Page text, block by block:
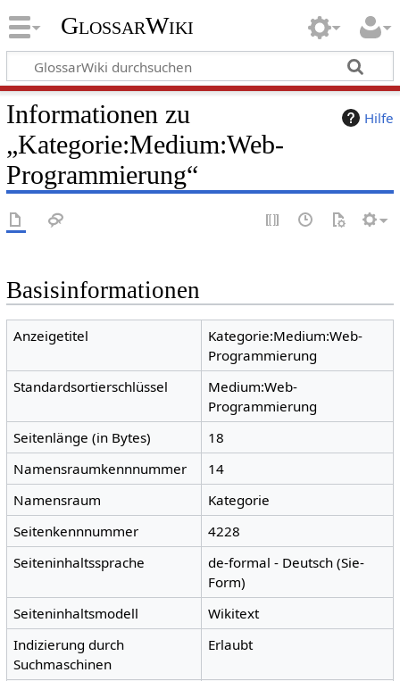
GlossarWiki
Hilfe
Informationen zu
„Kategorie:Medium:Web-
Programmierung“
Basisinformationen
Anzeigetitel
Kategorie:Medium:Web-
Programmierung
Standardsortierschlüssel
Medium:Web-
Programmierung
Seitenlänge (in Bytes)
18
Namensraumkennnummer
14
Namensraum
Kategorie
Seitenkennnummer
4228
Seiteninhaltssprache
de-formal - Deutsch (Sie-
Form)
Seiteninhaltsmodell
Wikitext
Indizierung durch
Suchmaschinen
Erlaubt